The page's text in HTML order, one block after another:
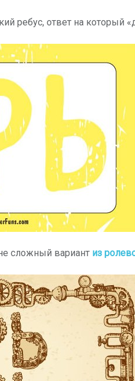
ребус, ответ на который
сложный вариант из